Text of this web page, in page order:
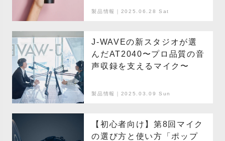
製品情報｜2025.06.28 Sat
J-WAVEの新スタジオが選
んだAT2040〜プロ品質の音
声収録を支えるマイク〜
製品情報｜2025.03.09 Sun
【初心者向け】第8回マイク
の選び方と使い方「ポップ